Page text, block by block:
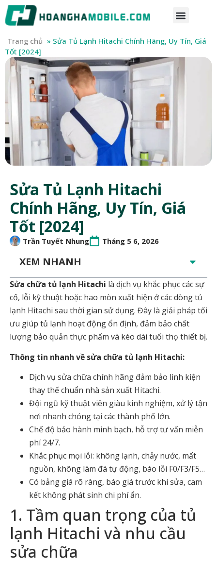
Trang chủ » Sửa Tủ Lạnh Hitachi Chính Hãng, Uy Tín, Giá
Tốt [2024]
Sửa Tủ Lạnh Hitachi
Chính Hãng, Uy Tín, Giá
Tốt [2024]
Trần Tuyết Nhung Tháng 5 6, 2026
XEM NHANH
Sửa chữa tủ lạnh Hitachi là dịch vụ khắc phục các sự
cố, lỗi kỹ thuật hoặc hao mòn xuất hiện ở các dòng tủ
lạnh Hitachi sau thời gian sử dụng. Đây là giải pháp tối
ưu giúp tủ lạnh hoạt động ổn định, đảm bảo chất
lượng bảo quản thực phẩm và kéo dài tuổi thọ thiết bị.
Thông tin nhanh về sửa chữa tủ lạnh Hitachi:
Dịch vụ sửa chữa chính hãng đảm bảo linh kiện
thay thế chuẩn nhà sản xuất Hitachi.
Đội ngũ kỹ thuật viên giàu kinh nghiệm, xử lý tận
nơi nhanh chóng tại các thành phố lớn.
Chế độ bảo hành minh bạch, hỗ trợ tư vấn miễn
phí 24/7.
Khắc phục mọi lỗi: không lạnh, chảy nước, mất
nguồn, không làm đá tự động, báo lỗi F0/F3/F5…
Có bảng giá rõ ràng, báo giá trước khi sửa, cam
kết không phát sinh chi phí ẩn.
1. Tầm quan trọng của tủ
lạnh Hitachi và nhu cầu
sửa chữa